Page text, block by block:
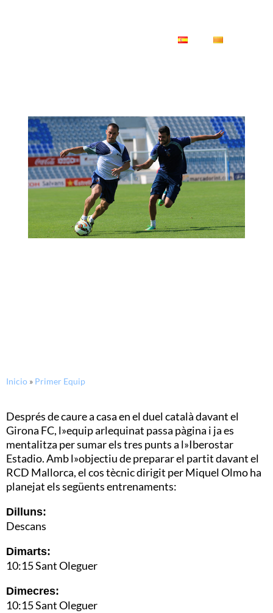
Inicio » Primer Equip
Després de caure a casa en el duel català davant el
Girona FC, l»equip arlequinat passa pàgina i ja es
mentalitza per sumar els tres punts a l»Iberostar
Estadio. Amb l»objectiu de preparar el partit davant el
RCD Mallorca, el cos tècnic dirigit per Miquel Olmo ha
planejat els següents entrenaments:
Dilluns:
Descans
Dimarts:
10:15 Sant Oleguer
Dimecres:
10:15 Sant Oleguer